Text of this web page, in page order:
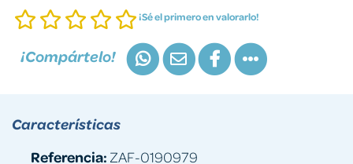
¡Sé el primero en valorarlo!
¡Compártelo!
Características
Referencia: ZAF-0190979